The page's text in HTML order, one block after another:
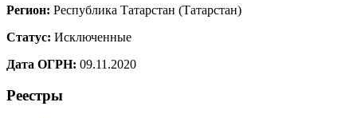
Регион: Республика Татарстан (Татарстан)
Статус: Исключенные
Дата ОГРН: 09.11.2020
Реестры